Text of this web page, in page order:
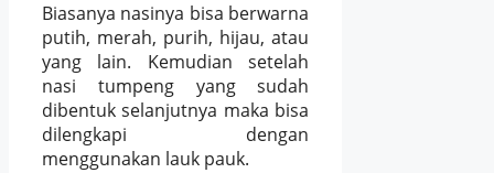
Biasanya nasinya bisa berwarna
putih, merah, purih, hijau, atau
yang lain. Kemudian setelah
nasi tumpeng yang sudah
dibentuk selanjutnya maka bisa
dilengkapi dengan
menggunakan lauk pauk.